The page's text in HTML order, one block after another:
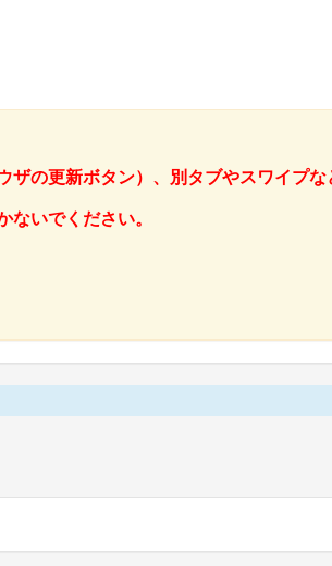
の更新ボタン）、別タブやスワイプ
ないでください。